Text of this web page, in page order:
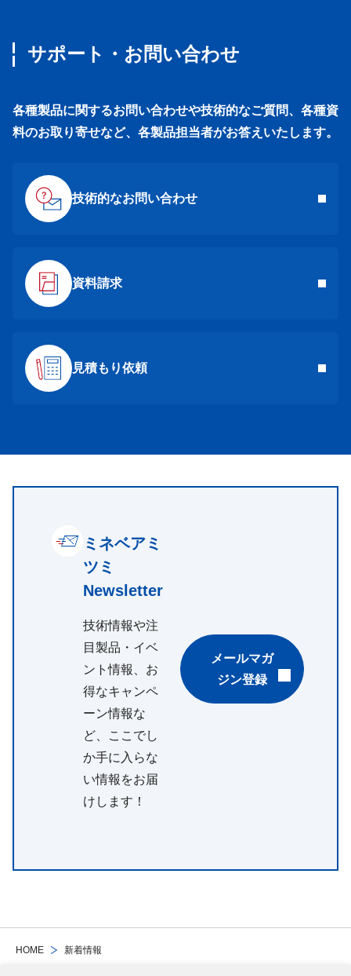
HOME 新着情報
サポート・お問い合わせ
各種製品に関するお問い合わせや技術的なご質問、各種資
料のお取り寄せなど、各製品担当者がお答えいたします。
技術的なお問い合わせ
資料請求
見積もり依頼
ミネベアミ
ツミ
Newsletter
技術情報や注
目製品・イベ
ント情報、お
得なキャンペ
ーン情報な
ど、ここでし
か手に入らな
い情報をお届
けします！
メールマガ
ジン登録